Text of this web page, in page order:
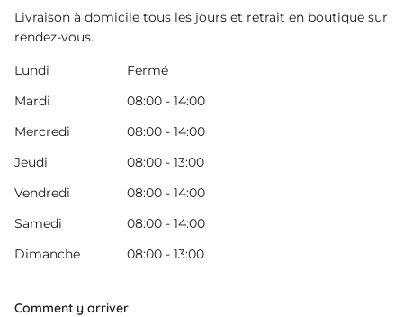
Livraison à domicile tous les jours et retrait en boutique sur
rendez-vous.
Lundi
Fermé
Mardi
08:00 - 14:00
Mercredi
08:00 - 14:00
Jeudi
08:00 - 13:00
Vendredi
08:00 - 14:00
Samedi
08:00 - 14:00
Dimanche
08:00 - 13:00
Comment y arriver